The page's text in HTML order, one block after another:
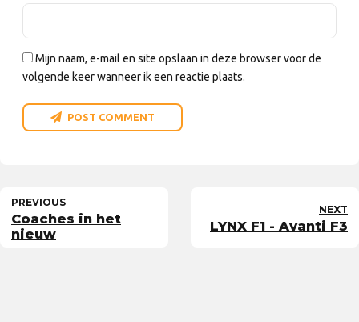
Mijn naam, e-mail en site opslaan in deze browser voor de
volgende keer wanneer ik een reactie plaats.
POST COMMENT
PREVIOUS
Coaches in het
nieuw
NEXT
LYNX F1 - Avanti F3